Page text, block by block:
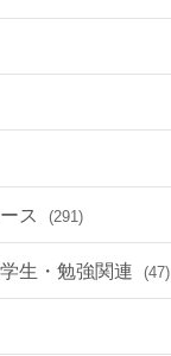
ス (291)
生・勉強関連 (47)